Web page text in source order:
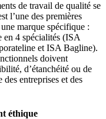
de travail de qualité se
l’une des premières
marque spécifique :
en 4 spécialités (ISA
et ISA Bagline).
doivent
d’étanchéité ou de
entreprises et des
éthique